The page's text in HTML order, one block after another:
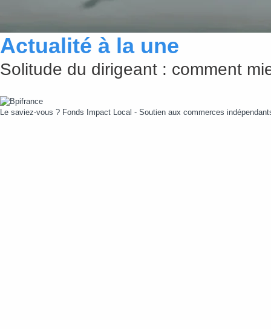
Actualité à la une
Solitude du dirigeant : comment
Le saviez-vous ? Fonds Impact Local - Soutien aux commerces